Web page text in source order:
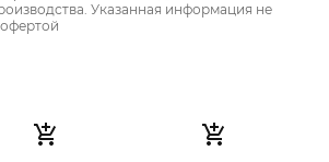
Указанная информация не